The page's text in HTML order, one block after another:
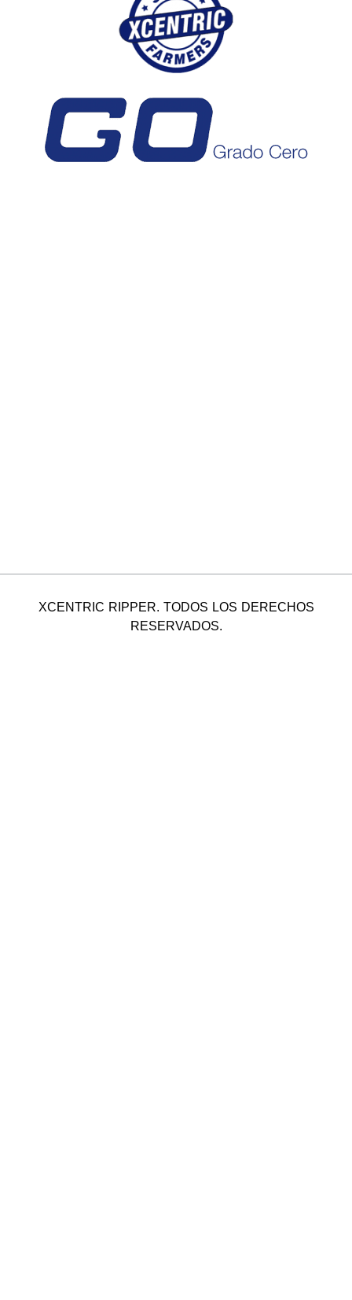
XCENTRIC RIPPER. TODOS LOS DERECHOS
RESERVADOS.